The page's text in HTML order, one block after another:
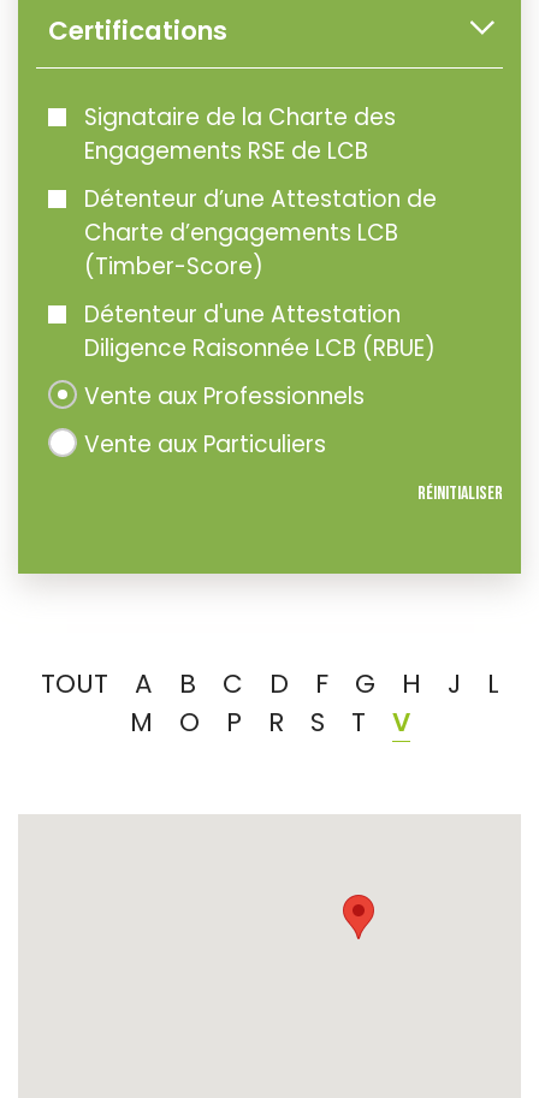
Certifications
Signataire de la Charte des
Engagements RSE de LCB
Détenteur d’une Attestation de
Charte d’engagements LCB
(Timber-Score)
Détenteur d'une Attestation
Diligence Raisonnée LCB (RBUE)
Vente aux Professionnels
Vente aux Particuliers
Réinitialiser
TOUT A B C D F G H J
L
M
O P R S T V